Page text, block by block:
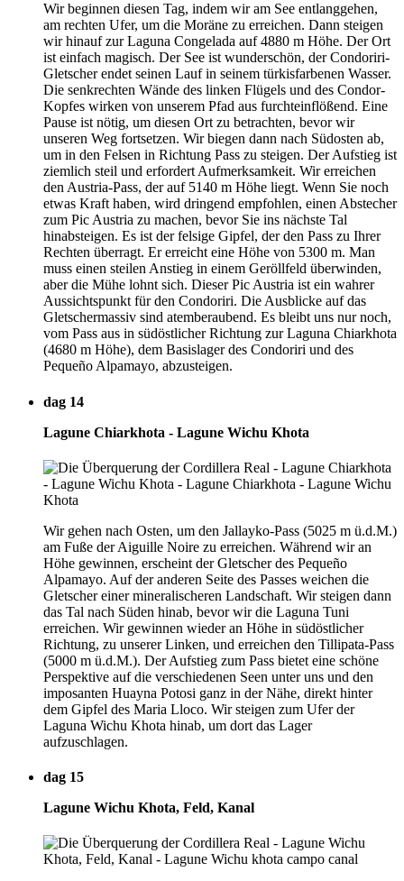
Wir beginnen diesen Tag, indem wir am See entlanggehen,
am rechten Ufer, um die Moräne zu erreichen. Dann steigen
wir hinauf zur Laguna Congelada auf 4880 m Höhe. Der Ort
ist einfach magisch. Der See ist wunderschön, der Condoriri-
Gletscher endet seinen Lauf in seinem türkisfarbenen Wasser.
Die senkrechten Wände des linken Flügels und des Condor-
Kopfes wirken von unserem Pfad aus furchteinflößend. Eine
Pause ist nötig, um diesen Ort zu betrachten, bevor wir
unseren Weg fortsetzen. Wir biegen dann nach Südosten ab,
um in den Felsen in Richtung Pass zu steigen. Der Aufstieg ist
ziemlich steil und erfordert Aufmerksamkeit. Wir erreichen
den Austria-Pass, der auf 5140 m Höhe liegt. Wenn Sie noch
etwas Kraft haben, wird dringend empfohlen, einen Abstecher
zum Pic Austria zu machen, bevor Sie ins nächste Tal
hinabsteigen. Es ist der felsige Gipfel, der den Pass zu Ihrer
Rechten überragt. Er erreicht eine Höhe von 5300 m. Man
muss einen steilen Anstieg in einem Geröllfeld überwinden,
aber die Mühe lohnt sich. Dieser Pic Austria ist ein wahrer
Aussichtspunkt für den Condoriri. Die Ausblicke auf das
Gletschermassiv sind atemberaubend. Es bleibt uns nur noch,
vom Pass aus in südöstlicher Richtung zur Laguna Chiarkhota
(4680 m Höhe), dem Basislager des Condoriri und des
Pequeño Alpamayo, abzusteigen.
dag 14
Lagune Chiarkhota - Lagune Wichu Khota
Wir gehen nach Osten, um den Jallayko-Pass (5025 m ü.d.M.)
am Fuße der Aiguille Noire zu erreichen. Während wir an
Höhe gewinnen, erscheint der Gletscher des Pequeño
Alpamayo. Auf der anderen Seite des Passes weichen die
Gletscher einer mineralischeren Landschaft. Wir steigen dann
das Tal nach Süden hinab, bevor wir die Laguna Tuni
erreichen. Wir gewinnen wieder an Höhe in südöstlicher
Richtung, zu unserer Linken, und erreichen den Tillipata-Pass
(5000 m ü.d.M.). Der Aufstieg zum Pass bietet eine schöne
Perspektive auf die verschiedenen Seen unter uns und den
imposanten Huayna Potosi ganz in der Nähe, direkt hinter
dem Gipfel des Maria Lloco. Wir steigen zum Ufer der
Laguna Wichu Khota hinab, um dort das Lager
aufzuschlagen.
dag 15
Lagune Wichu Khota, Feld, Kanal